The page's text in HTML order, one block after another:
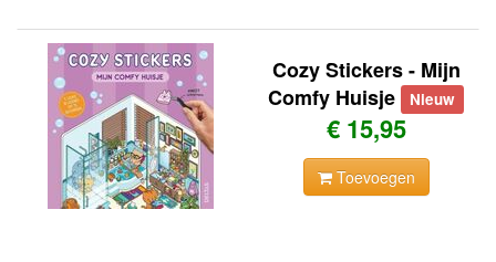
Cozy Stickers - Mijn
Comfy Huisje
Nieuw
€ 15,95
Toevoegen